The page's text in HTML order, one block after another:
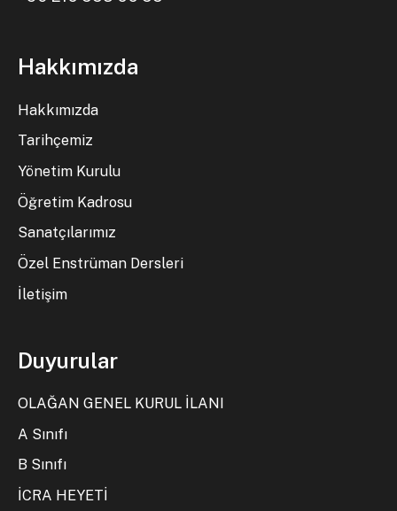
Hakkımızda
Hakkımızda
Tarihçemiz
Yönetim Kurulu
Öğretim Kadrosu
Sanatçılarımız
Özel Enstrüman Dersleri
İletişim
Duyurular
OLAĞAN GENEL KURUL İLANI
A Sınıfı
B Sınıfı
İCRA HEYETİ